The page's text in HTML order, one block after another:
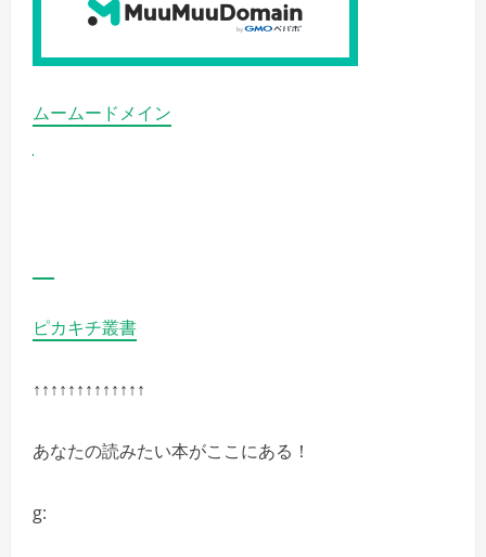
を
ご
く
だ
い
ムームードメイン
ピカキチ叢書
↑↑↑↑↑↑↑↑↑↑↑↑↑
あなたの読みたい本がここにある！
g: